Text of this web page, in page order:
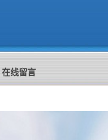
在线留言